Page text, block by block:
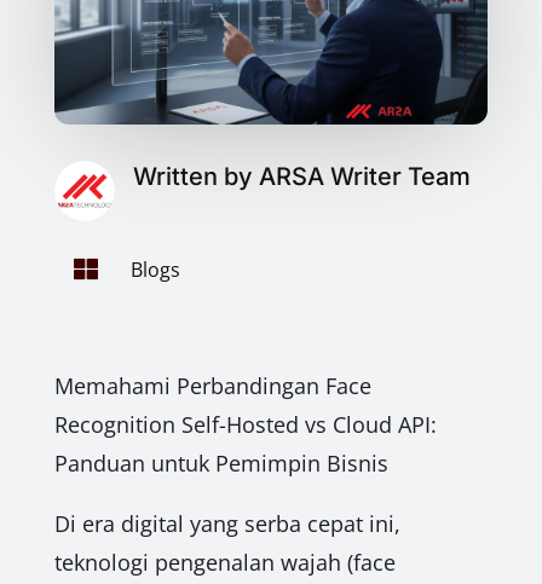
Written by ARSA Writer Team
 Blogs
Memahami Perbandingan Face
Recognition Self-Hosted vs Cloud API:
Panduan untuk Pemimpin Bisnis
Di era digital yang serba cepat ini,
teknologi pengenalan wajah (face